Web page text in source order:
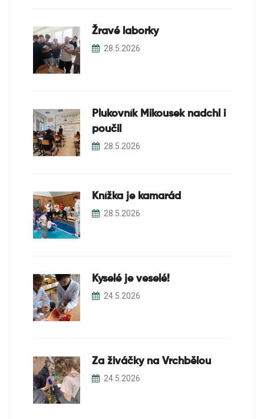
Žravé laborky
28.5.2026
Plukovník Mikousek nadchl i
poučil
28.5.2026
Knížka je kamarád
28.5.2026
Kyselé je veselé!
24.5.2026
Za živáčky na Vrchbělou
24.5.2026